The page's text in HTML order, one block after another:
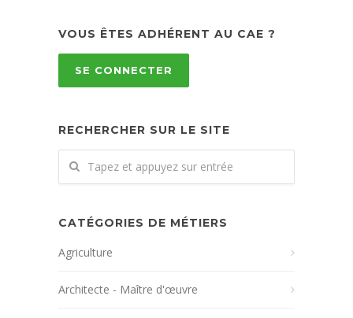
VOUS ÊTES ADHÉRENT AU CAE ?
SE CONNECTER
RECHERCHER SUR LE SITE
CATÉGORIES DE MÉTIERS
Agriculture
Architecte - Maître d'œuvre